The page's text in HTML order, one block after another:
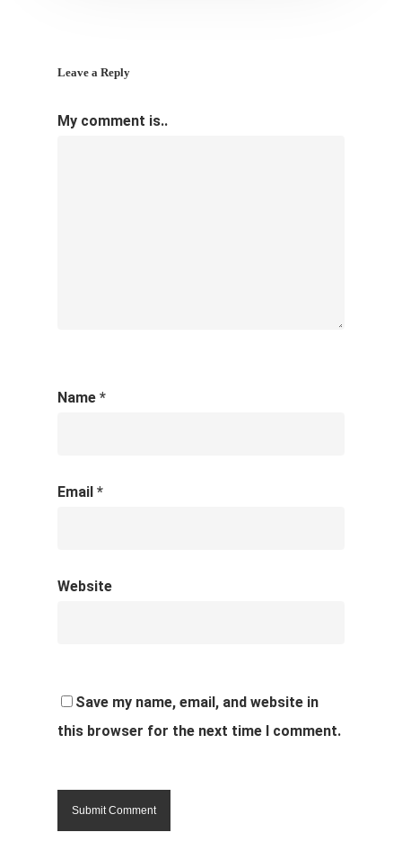
Leave a Reply
My comment is..
Name *
Email *
Website
Save my name, email, and website in
this browser for the next time I comment.